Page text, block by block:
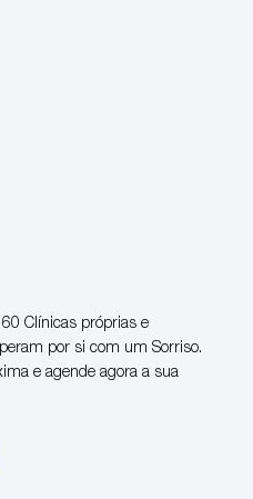
Clínicas próprias e
por si com um Sorriso.
e agende agora a sua